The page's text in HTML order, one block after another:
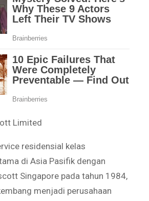
Limited
residensial kelas
di Asia Pasifik dengan
Singapore pada tahun 1984,
menjadi perusahaan